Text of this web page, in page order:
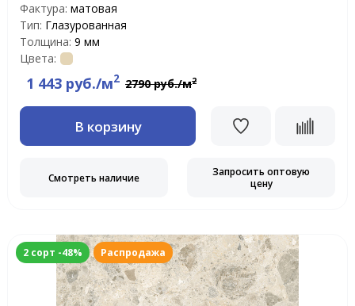
Фактура: матовая
Тип: Глазурованная
Толщина: 9 мм
Цвета:
1 443 руб./м2 2790 руб./м2
В корзину
Смотреть наличие
Запросить оптовую
цену
2 сорт -48% Распродажа